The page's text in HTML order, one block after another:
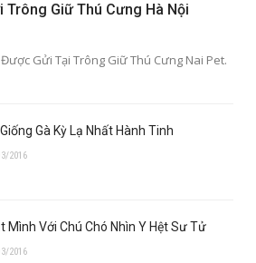
Trông Giữ Thú Cưng Hà Nội
Gửi Tại Trông Giữ Thú Cưng Nai Pet.
Gà Kỳ Lạ Nhất Hành Tinh
2016
Mình Với Chú Chó Nhìn Y Hệt Sư Tử
2016